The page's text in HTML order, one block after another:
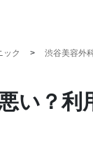
ック 渋谷美容外
い？利